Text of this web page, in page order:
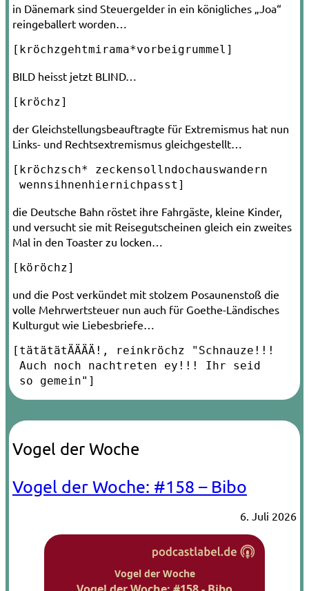
in Dänemark sind Steuergelder in ein königliches „Joa“
reingeballert worden…
[kröchzgehtmirama*vorbeigrummel]
BILD heisst jetzt BLIND…
[kröchz]
der Gleichstellungsbeauftragte für Extremismus hat nun
Links- und Rechtsextremismus gleichgestellt…
[kröchzsch* zeckensollndochauswandern­
wennsihnenhiernichpasst]
die Deutsche Bahn röstet ihre Fahrgäste, kleine Kinder,
und versucht sie mit Reisegutscheinen gleich ein zweites
Mal in den Toaster zu locken…
[köröchz]
und die Post verkündet mit stolzem Posaunenstoß die
volle Mehrwertsteuer nun auch für Goethe-Ländisches
Kulturgut wie Liebesbriefe…
[tätätätÄÄÄÄ!, reinkröchz "Schnauze!!!
Auch noch nachtreten ey!!! Ihr seid
so gemein"]
Vogel der Woche
Vogel der Woche: #158 – Bibo
6. Juli 2026